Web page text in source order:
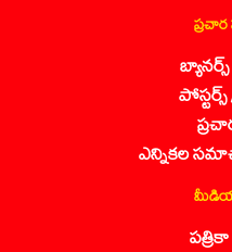
ఎన్నికల
మీడియా